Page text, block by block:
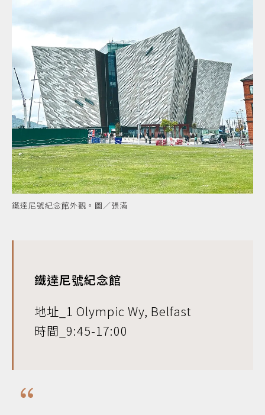
鐵達尼號紀念館外觀。圖／張滿
鐵達尼號紀念館
地址_1 Olympic Wy, Belfast
時間_9:45-17:00